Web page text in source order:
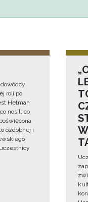
roli po
Hetman
nosił, co
ozdobnej i